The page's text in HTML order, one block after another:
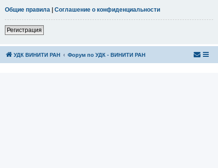
Общие правила | Соглашение о конфиденциальности
Регистрация
УДК ВИНИТИ РАН Форум по УДК - ВИНИТИ РАН